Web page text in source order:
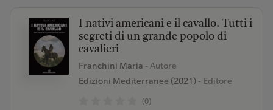
I nativi americani e il cavallo. Tutti i
segreti di un grande popolo di
cavalieri
Franchini Maria - Autore
Edizioni Mediterranee (2021)- Editore
(0)